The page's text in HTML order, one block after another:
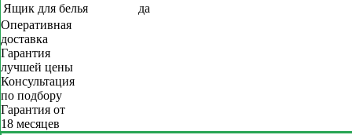
Ящик для белья
да
Оперативная
доставка
Гарантия
лучшей цены
Консультация
по подбору
Гарантия от
18 месяцев